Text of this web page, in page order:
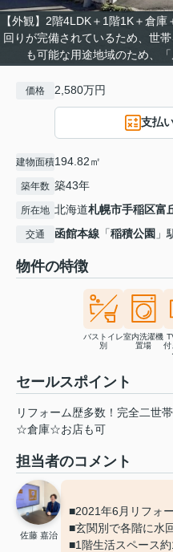
【外観】2階4LDK＋1階1K＋倉
回りが完備されているため、世
も可能な用途地域のため、
価格 2,580万円
支払
建物面積194.82㎡
築年数 築43年
所在地 北海道札幌市手稲区富
交通 函館本線 「稲積公園 」
物件の特徴
バストイレ
別
室内洗濯機
置場
付
セールスポイント
リフォーム歴多数！完全二世
☆倉庫☆お店も可
担当者のコメント
佐藤 嘉治
■2021年6月リフォ
■玄関別で各階に水
■1階生活スペース